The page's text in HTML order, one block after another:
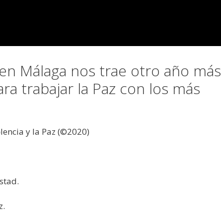
Málaga nos trae otro año más
trabajar la Paz con los más
y la Paz (©2020)